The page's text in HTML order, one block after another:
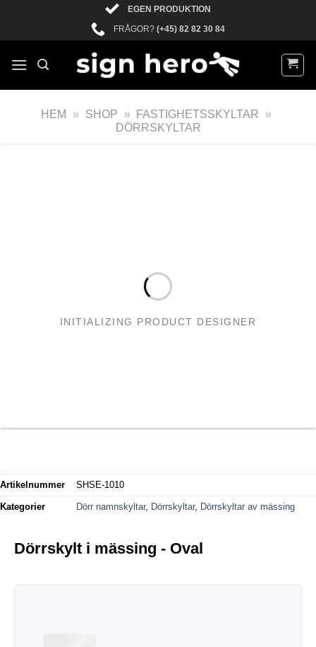
EGEN PRODUKTION
FRÅGOR? (+45) 82 82 30 84
HEM » SHOP » FASTIGHETSSKYLTAR
»
DÖRRSKYLTAR
INITIALIZING PRODUCT DESIGNER
Artikelnummer SHSE-1010
Kategorier Dörr namnskyltar, Dörrskyltar, Dörrskyltar av mässing
Dörrskylt i mässing - Oval